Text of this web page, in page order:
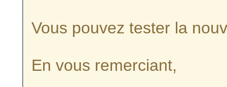
Vous pouvez tester la
En vous remerciant,